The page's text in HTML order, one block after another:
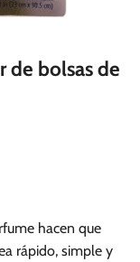
de bolsas de
hacen que
rápido, simple y